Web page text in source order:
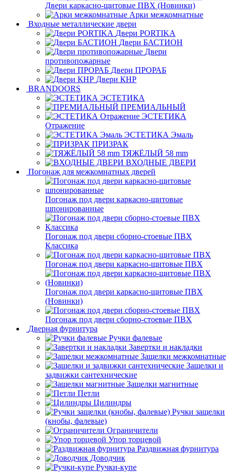
Двери каркасно-щитовые ПВХ (Новинки)
Арки межкомнатные
Входные металлические двери
Двери PORTIKA
Двери БАСТИОН
Двери
противопожарные
Двери ПРОРАБ
Двери КНР
BRANDOORS
ЭСТЕТИКА
ПРЕМИАЛЬНЫЙ
ЭСТЕТИКА
Отражение
ЭСТЕТИКА Эмаль
ПРИЗРАК
ТЯЖЁЛЫЙ 58 mm
ВХОДНЫЕ ДВЕРИ
Погонаж для межкомнатных дверей
Погонаж под двери каркасно-щитовые
шпонированные
Погонаж под двери сборно-стоевые ПВХ
Классика
Погонаж под двери каркасно-щитовые ПВХ
Погонаж под двери каркасно-щитовые ПВХ
(Новинки)
Погонаж под двери сборно-стоевые ПВХ
Дверная фурнитура
Ручки фалевые
Завертки и накладки
Защелки межкомнатные
Защелки и
задвижки сантехнические
Защелки магнитные
Петли
Цилиндры
Ручки защелки
(кнобы, фалевые)
Ограничители
Упор торцевой
Раздвижная фурнитура
Доводчик
Ручки-купе